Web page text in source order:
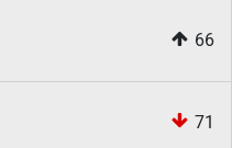
66
71